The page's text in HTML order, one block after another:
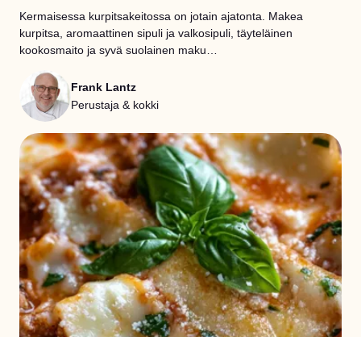
Kermaisessa kurpitsakeitossa on jotain ajatonta. Makea
kurpitsa, aromaattinen sipuli ja valkosipuli, täyteläinen
kookosmaito ja syvä suolainen maku…
Frank Lantz
Perustaja & kokki